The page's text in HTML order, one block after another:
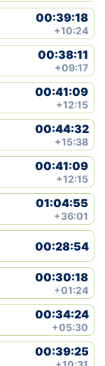
00:39:18
+10:24
00:38:11
+09:17
00:41:09
+12:15
00:44:32
+15:38
00:41:09
+12:15
01:04:55
+36:01
00:28:54
00:30:18
+01:24
00:34:24
+05:30
00:39:25